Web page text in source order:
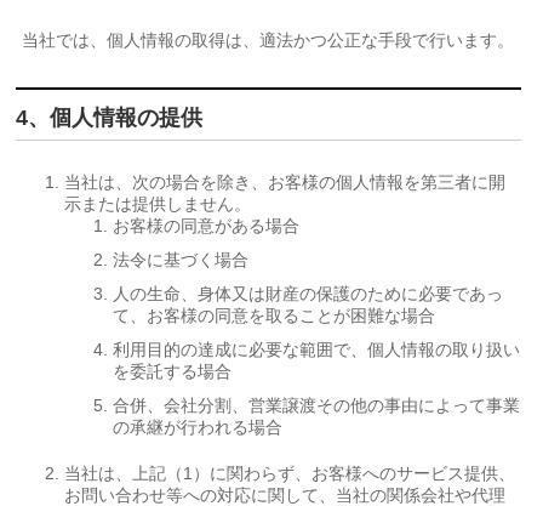
当社では、個人情報の取得は、適法かつ公正な手段で行います。
4、個人情報の提供
当社は、次の場合を除き、お客様の個人情報を第三者に開
示または提供しません。
お客様の同意がある場合
法令に基づく場合
人の生命、身体又は財産の保護のために必要であっ
て、お客様の同意を取ることが困難な場合
利用目的の達成に必要な範囲で、個人情報の取り扱い
を委託する場合
合併、会社分割、営業譲渡その他の事由によって事業
の承継が行われる場合
当社は、上記（1）に関わらず、お客様へのサービス提供、
お問い合わせ等への対応に関して、当社の関係会社や代理